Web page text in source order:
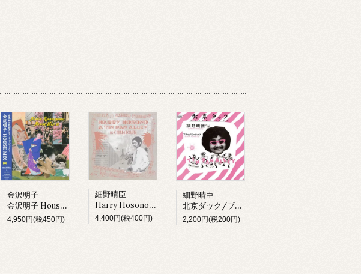
金沢明子
金沢明子 House Mix II (LP)
4,950円(税450円)
細野晴臣
Harry Hosono & Tin Pan Alley In China Town (LP)
4,400円(税400円)
細野晴臣
北京ダック/ブラックピーナッツ
2,200円(税200円)